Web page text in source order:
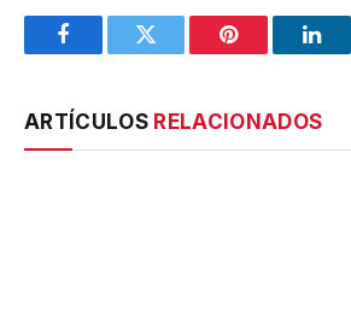
FacebookTwitter Pinterest
ARTÍCULOS RELACIONADOS